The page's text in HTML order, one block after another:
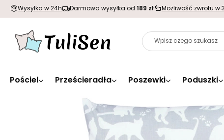
Wysyłka w 24h Darmowa wysyłka od 189 zł Możliwość zwrotu w
Pościel Prześcieradła Poszewki Poduszki